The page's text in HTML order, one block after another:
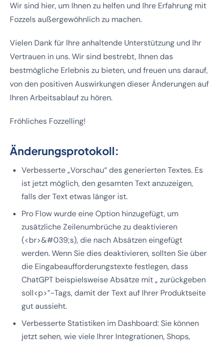
Wir sind hier, um Ihnen zu helfen und Ihre Erfahrung mit
Fozzels außergewöhnlich zu machen.
Vielen Dank für Ihre anhaltende Unterstützung und Ihr
Vertrauen in uns. Wir sind bestrebt, Ihnen das
bestmögliche Erlebnis zu bieten, und freuen uns darauf,
von den positiven Auswirkungen dieser Änderungen auf
Ihren Arbeitsablauf zu hören.
Fröhliches Fozzelling!
Änderungsprotokoll:
Verbesserte „Vorschau“ des generierten Textes. Es
ist jetzt möglich, den gesamten Text anzuzeigen,
falls der Text etwas länger ist.
Pro Flow wurde eine Option hinzugefügt, um
zusätzliche Zeilenumbrüche zu deaktivieren
(<br>&#039;s), die nach Absätzen eingefügt
werden. Wenn Sie dies deaktivieren, sollten Sie über
die Eingabeaufforderungstexte festlegen, dass
ChatGPT beispielsweise Absätze mit „ zurückgeben
soll<p>”-Tags, damit der Text auf Ihrer Produktseite
gut aussieht.
Verbesserte Statistiken im Dashboard: Sie können
jetzt sehen, wie viele Ihrer Integrationen, Shops,